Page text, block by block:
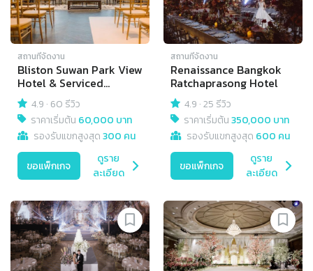
สถานที่จัดงาน
Bliston Suwan Park View
Hotel & Serviced
Residence
4.9 · 60 รีวิว
ราคาเริ่มต้น 60,000 บาท
รองรับแขกสูงสุด300 คน
ขอแพ็กเกจ
ดูราย
ละเอียด
สถานที่จัดงาน
Renaissance Bangkok
Ratchaprasong Hotel
4.9 ·25 รีวิว
ราคาเริ่มต้น350,000 บาท
รองรับแขกสูงสุด 600 คน
ขอแพ็กเกจ
ดูราย
ละเอียด